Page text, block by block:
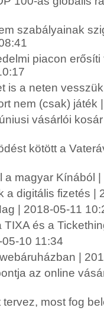
szabályainak
piacon
is a neten
nem (csak) játék
vásárlói
kötött a
a magyar Kínából
a digitális fizetés |
| 2018-05-11
és a
10 11:34
|
az online
most fog